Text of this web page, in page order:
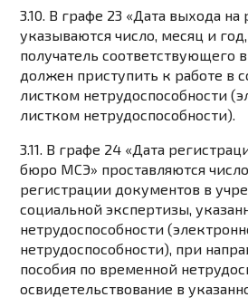
3.10. В графе 23 «Дата выхода на
указываются число, месяц и
получатель соответствующего
должен приступить к работе в
листком нетрудоспособности
листком нетрудоспособности).
3.11. В графе 24 «Дата
бюро МСЭ» проставляются
регистрации документов в
социальной экспертизы,
нетрудоспособности
нетрудоспособности), при
пособия по временной
освидетельствование в